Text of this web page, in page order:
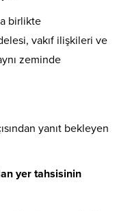
birlikte
vakıf ilişkileri ve
zeminde
yanıt bekleyen
yer tahsisinin